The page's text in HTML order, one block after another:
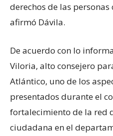
derechos de las personas
afirmó Dávila.
De acuerdo con lo
Viloria, alto consejero
Atlántico, uno de los
presentados durante el
fortalecimiento de la red
ciudadana en el